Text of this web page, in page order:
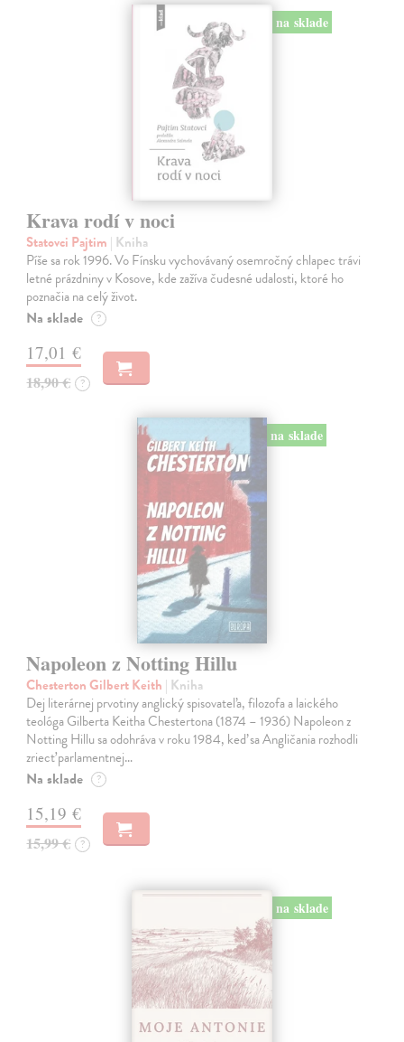
na sklade
Krava rodí v noci
Statovci Pajtim | Kniha
Píše sa rok 1996. Vo Fínsku vychovávaný osemročný chlapec trávi
letné prázdniny v Kosove, kde zažíva čudesné udalosti, ktoré ho
poznačia na celý život.
Na sklade ?
17,01 €
18,90 € ?
na sklade
Napoleon z Notting Hillu
Chesterton Gilbert Keith | Kniha
Dej literárnej prvotiny anglický spisovateľa, filozofa a laického
teológa Gilberta Keitha Chestertona (1874 – 1936) Napoleon z
Notting Hillu sa odohráva v roku 1984, keď sa Angličania rozhodli
zriecť parlamentnej…
Na sklade ?
15,19 €
15,99 € ?
na sklade